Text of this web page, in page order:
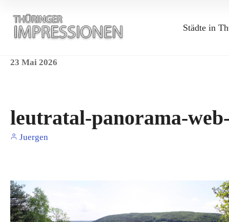
Städte in
23 Mai 2026
leutratal-panorama-
Juergen